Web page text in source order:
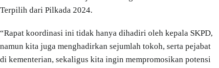
Terpilih dari Pilkada 2024.
“Rapat koordinasi ini tidak hanya dihadiri oleh kepala SKPD,
namun kita juga menghadirkan sejumlah tokoh, serta pejabat
di kementerian, sekaligus kita ingin mempromosikan potensi